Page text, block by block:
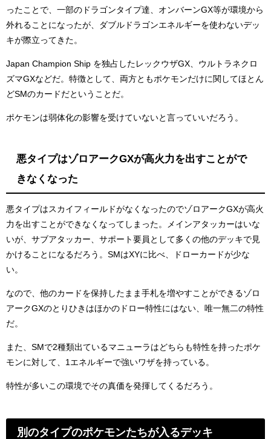
ったことで、一部のドラゴンタイプ達、オンバーンGX等が環境から
外れることになったが、ダブルドラゴンエネルギーを使わないデッ
キが際立ってきた。
Japan Champion Ship を独占したレックウザGX、ウルトラネクロ
ズマGXなどだ。特徴として、両方ともポケモンだけに関してほとん
どSMのカードだということだ。
ポケモンは弱体化の影響を受けていないと言っていいだろう。
悪タイプはゾロアークGXが高火力を出すことがで
きなくなった
悪タイプはスカイフィールドがなくなったのでゾロアークGXが高火
力を出すことができなくなってしまった。メインアタッカーはいな
いが、サブアタッカー、サポート要員として多くの他のデッキで見
かけることになるだろう。SMはXYに比べ、ドローカードが少な
い。
なので、他のカードを保持したまま手札を増やすことができるゾロ
アークGXのとりひきはほかのドロー特性にはない、唯一無二の特性
だ。
また、SMで2種類出ているマニューラはどちらも特性を持ったポケ
モンに対して、1エネルギーで強いワザを持っている。
特性が多いこの環境でその真価を発揮してくるだろう。
別のタイプのポケモンたちが入るデッキ